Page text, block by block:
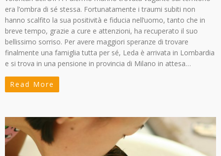
era l’ombra di sé stessa. Fortunatamente i traumi subiti non
hanno scalfito la sua positività e fiducia nell’uomo, tanto che in
breve tempo, grazie a cure e attenzioni, ha recuperato il suo
bellissimo sorriso. Per avere maggiori speranze di trovare
finalmente una famiglia tutta per sé, Leda è arrivata in Lombardia
e si trova in una pensione in provincia di Milano in attesa…
Read More